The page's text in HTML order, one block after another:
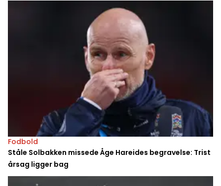
Fodbold
Ståle Solbakken missede Åge Hareides begravelse: Trist
årsag ligger bag